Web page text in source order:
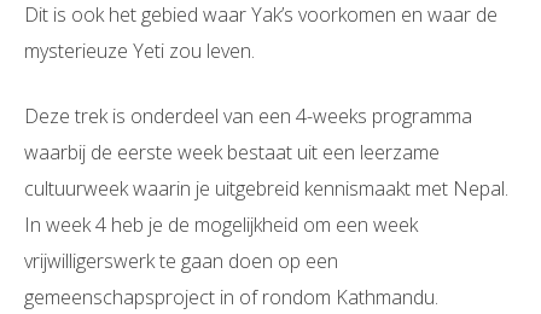
Dit is ook het gebied waar Yak’s voorkomen en waar de
mysterieuze Yeti zou leven.
Deze trek is onderdeel van een 4-weeks programma
waarbij de eerste week bestaat uit een leerzame
cultuurweek waarin je uitgebreid kennismaakt met Nepal.
In week 4 heb je de mogelijkheid om een week
vrijwilligerswerk te gaan doen op een
gemeenschapsproject in of rondom Kathmandu.